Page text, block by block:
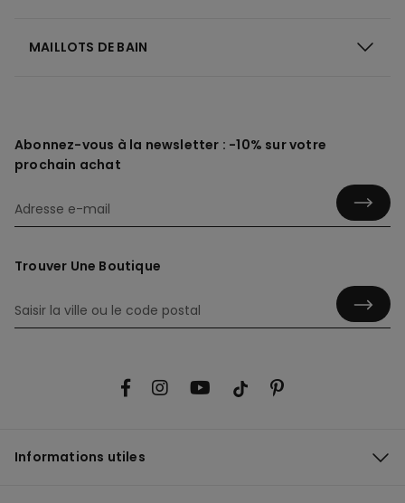
MAILLOTS DE BAIN
Abonnez-vous à la newsletter : -10% sur votre
prochain achat
Trouver Une Boutique
Informations utiles